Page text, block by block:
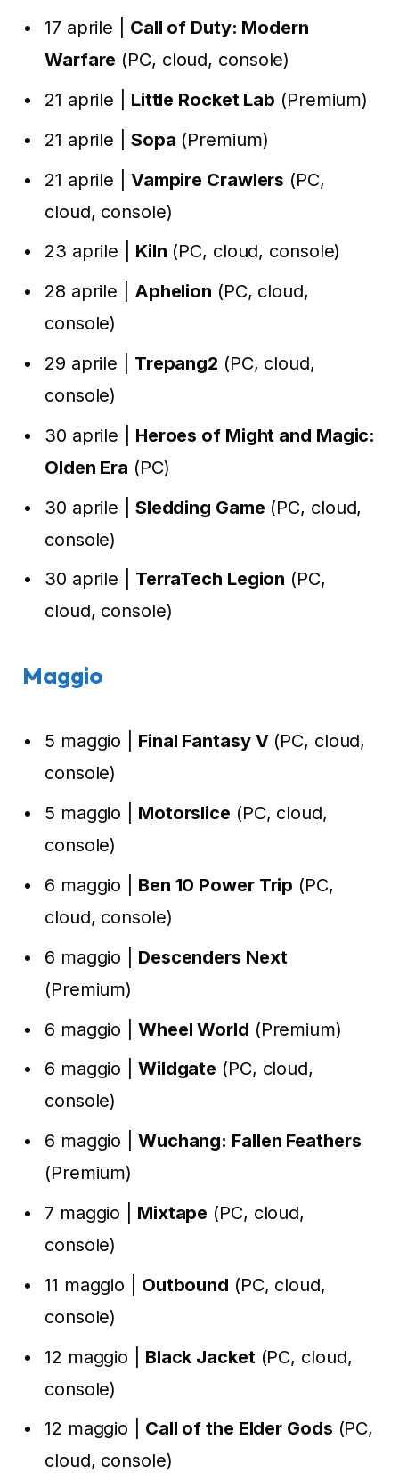
17 aprile | Call of Duty: Modern
Warfare (PC, cloud, console)
21 aprile | Little Rocket Lab (Premium)
21 aprile | Sopa (Premium)
21 aprile | Vampire Crawlers (PC,
cloud, console)
23 aprile | Kiln (PC, cloud, console)
28 aprile | Aphelion (PC, cloud,
console)
29 aprile | Trepang2 (PC, cloud,
console)
30 aprile | Heroes of Might and Magic:
Olden Era (PC)
30 aprile | Sledding Game (PC, cloud,
console)
30 aprile | TerraTech Legion (PC,
cloud, console)
Maggio
5 maggio | Final Fantasy V(PC, cloud,
console)
5 maggio | Motorslice (PC, cloud,
console)
6 maggio | Ben 10 Power Trip (PC,
cloud, console)
6 maggio | Descenders Next
(Premium)
6 maggio | Wheel World (Premium)
6 maggio | Wildgate (PC, cloud,
console)
6 maggio | Wuchang: Fallen Feathers
(Premium)
7 maggio | Mixtape (PC, cloud,
console)
11 maggio | Outbound (PC, cloud,
console)
12 maggio | Black Jacket (PC, cloud,
console)
12 maggio | Call of the Elder Gods (PC,
cloud, console)